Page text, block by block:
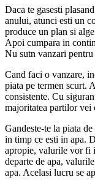
Daca te gasesti
anului, atunci esti un
produce un plan si
Apoi cumpara in
Nu sutn vanzari pentru
Cand faci o vanzare,
piata pe termen scurt.
consistente. Cu
majoritatea partilor vei
Gandeste-te la piata
in timp ce esti in apa.
apropie, valurile vor fi
departe de apa,
apa. Acelasi lucru se